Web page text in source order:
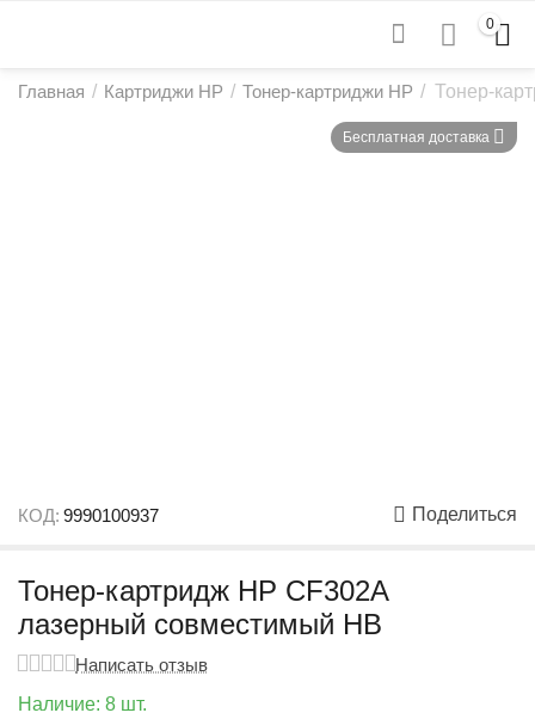
0
Главная / Картриджи HP / Тонер-картриджи HP / Тонер-
Бесплатная доставка
КОД: 9990100937 Поделиться
Тонер-картридж HP CF302A
лазерный совместимый HB
Написать отзыв
Наличие: 8 шт.